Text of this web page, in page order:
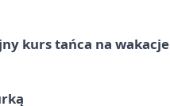
kurs tańca na wakacje